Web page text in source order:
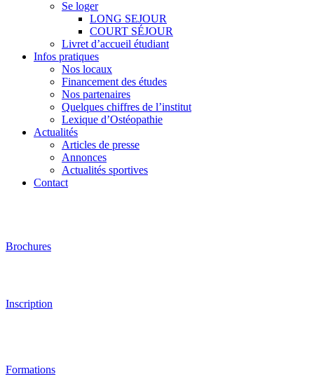
Se loger
LONG SEJOUR
COURT SÉJOUR
Livret d’accueil étudiant
Infos pratiques
Nos locaux
Financement des études
Nos partenaires
Quelques chiffres de l’institut
Lexique d’Ostéopathie
Actualités
Articles de presse
Annonces
Actualités sportives
Contact
Brochures
Inscription
Formations